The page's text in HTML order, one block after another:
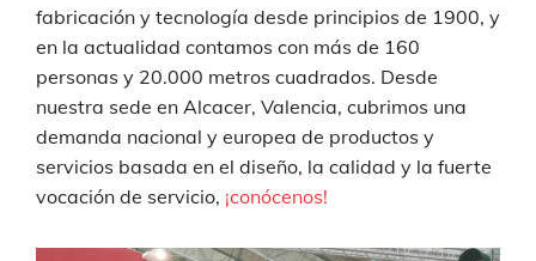
fabricación y tecnología desde principios de 1900, y
en la actualidad contamos con más de 160
personas y 20.000 metros cuadrados. Desde
nuestra sede en Alcacer, Valencia, cubrimos una
demanda nacional y europea de productos y
servicios basada en el diseño, la calidad y la fuerte
vocación de servicio, ¡conócenos!